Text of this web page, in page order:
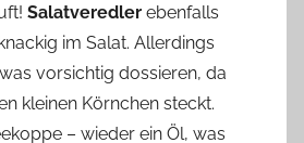
Salatveredler ebenfalls
im Salat. Allerdings
vorsichtig dossieren, da
kleinen Körnchen steckt.
– wieder ein Öl, was